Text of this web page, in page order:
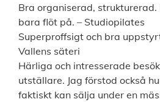
Bra organiserad,
bara flöt på. – Studiopilates
Superproffsigt och bra
Vallens säteri
Härliga och intresserade
utställare. Jag förstod också
faktiskt kan sälja under en